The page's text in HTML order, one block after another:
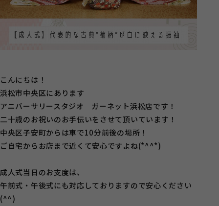
こんにちは！
浜松市中央区にあります
アニバーサリースタジオ ガーネット浜松店です！
二十歳のお祝いのお手伝いをさせて頂いています！
中央区子安町からは車で10分前後の場所！
ご自宅からお店まで近くて安心ですよね(*^^*)
成人式当日のお支度は、
午前式・午後式にも対応しておりますので安心ください
(^^)